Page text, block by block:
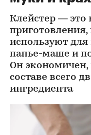
Клейстер — это
используют для
папье-маше и
Он экономичен,
составе всего
ингредиента